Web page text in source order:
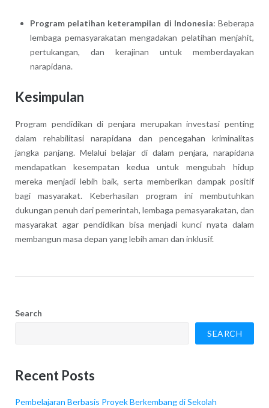
Program pelatihan keterampilan di Indonesia: Beberapa
lembaga pemasyarakatan mengadakan pelatihan menjahit,
pertukangan, dan kerajinan untuk memberdayakan
narapidana.
Kesimpulan
Program pendidikan di penjara merupakan investasi penting
dalam rehabilitasi narapidana dan pencegahan kriminalitas
jangka panjang. Melalui belajar di dalam penjara, narapidana
mendapatkan kesempatan kedua untuk mengubah hidup
mereka menjadi lebih baik, serta memberikan dampak positif
bagi masyarakat. Keberhasilan program ini membutuhkan
dukungan penuh dari pemerintah, lembaga pemasyarakatan, dan
masyarakat agar pendidikan bisa menjadi kunci nyata dalam
membangun masa depan yang lebih aman dan inklusif.
Search
SEARCH
Recent Posts
Pembelajaran Berbasis Proyek Berkembang di Sekolah